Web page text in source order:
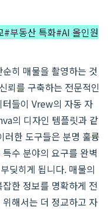
#부동산 특화#AI 올인원
히 매물을 촬영하는 것
뢰를 구축하는 전문적인
들이 Vrew의 자동 자
의 디자인 템플릿과 같
러한 도구들은 분명 훌륭
수 분야의 요구를 완벽
딪히게 됩니다. 매물의
한 정보를 명확하게 전
해서는 더 정교하고 자